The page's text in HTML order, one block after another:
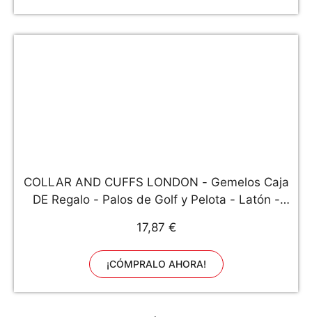
COLLAR AND CUFFS LONDON - Gemelos Caja
DE Regalo - Palos de Golf y Pelota - Latón -
Deporte
17,87 €
¡CÓMPRALO AHORA!